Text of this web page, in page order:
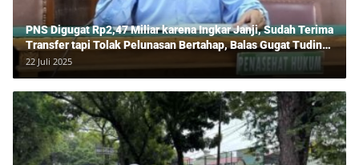
PNS Digugat Rp2,47 Miliar karena Ingkar Janji, Sudah Terima
Transfer tapi Tolak Pelunasan Bertahap, Balas Gugat Tuding
Lawan Tipu Rp850 Juta
22 Juli 2025